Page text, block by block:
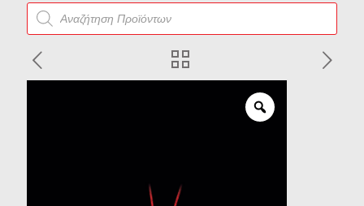
Όλα ξεκινούν παίζοντας
Ανάγλυφα
Products
search